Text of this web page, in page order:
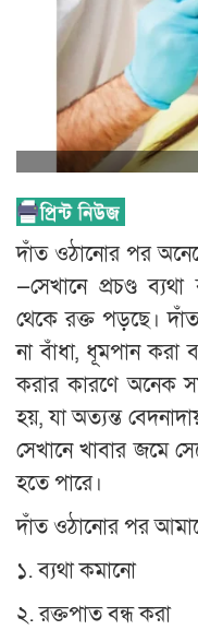
দাঁত ওঠানোর পর
—সেখানে প্রচণ্ড
থেকে রক্ত পড়ছে।
না বাঁধা, ধূমপান করা
করার কারণে অনেক
হয়, যা অত্যন্ত
সেখানে খাবার জমে
হতে পারে।
দাঁত ওঠানোর পর
১. ব্যথা কমানো
২. রক্তপাত বন্ধ করা